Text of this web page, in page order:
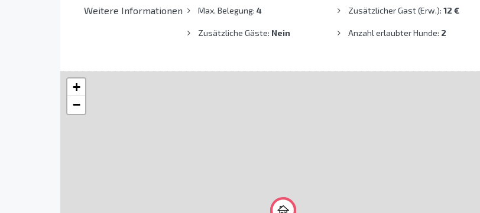
Weitere Informationen Max. Belegung: 4
Zusätzliche Gäste: Nein
Zusätzlicher Gast (Erw.):12 €
Anzahl erlaubter Hunde: 2
+
−